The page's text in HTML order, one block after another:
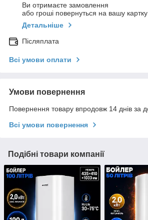
Ви отримаєте замовлення
або гроші повернуться на вашу картку
Детальніше
Післяплата
Всі умови оплати
Умови повернення
Повернення товару впродовж 14 днів за
Всі умови повернення
Подібні товари компанії